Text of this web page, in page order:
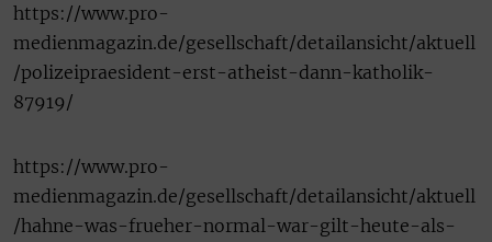
https://www.pro-
medienmagazin.de/gesellschaft/detailansicht/aktuell
/polizeipraesident-erst-atheist-dann-katholik-
87919/
https://www.pro-
medienmagazin.de/gesellschaft/detailansicht/aktuell
/hahne-was-frueher-normal-war-gilt-heute-als-